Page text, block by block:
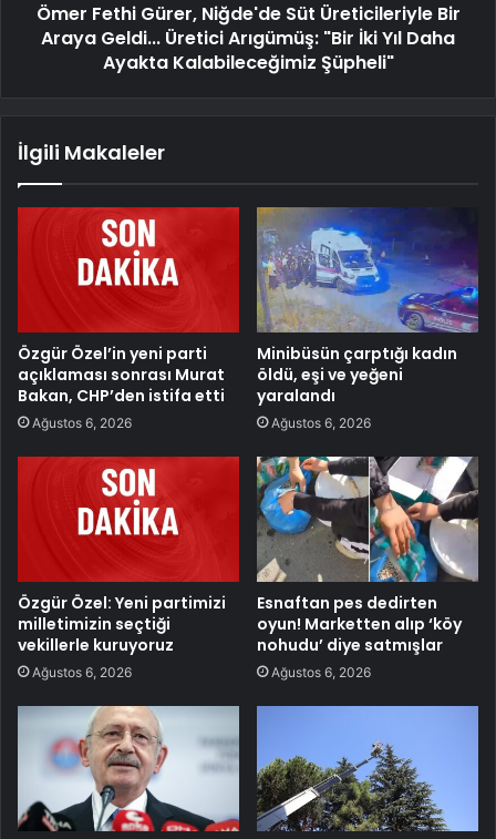
Ömer Fethi Gürer, Niğde'de Süt Üreticileriyle Bir
Araya Geldi... Üretici Arıgümüş: "Bir İki Yıl Daha
Ayakta Kalabileceğimiz Şüpheli"
İlgili Makaleler
Özgür Özel’in yeni parti
açıklaması sonrası Murat
Bakan, CHP’den istifa etti
Ağustos 6, 2026
Minibüsün çarptığı kadın
öldü, eşi ve yeğeni
yaralandı
Ağustos 6, 2026
Özgür Özel: Yeni partimizi
milletimizin seçtiği
vekillerle kuruyoruz
Ağustos 6, 2026
Esnaftan pes dedirten
oyun! Marketten alıp ‘köy
nohudu’ diye satmışlar
Ağustos 6, 2026